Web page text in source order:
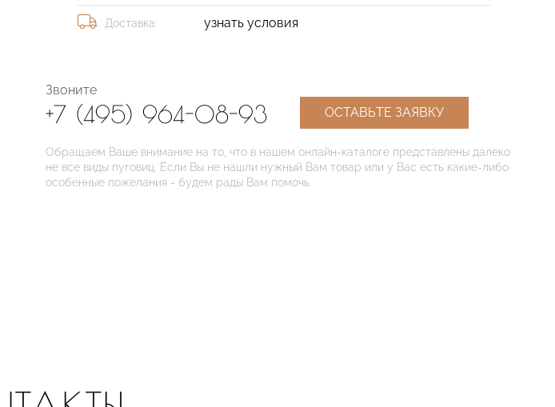
Доставка: узнать условия
Звоните
+7 (495) 964-08-93 ОСТАВЬТЕ ЗАЯВКУ
Обращаем Ваше внимание на то, что в нашем онлайн-каталоге представлены далеко
не все виды пуговиц. Если Вы не нашли нужный Вам товар или у Вас есть какие-либо
особенные пожелания - будем рады Вам помочь.